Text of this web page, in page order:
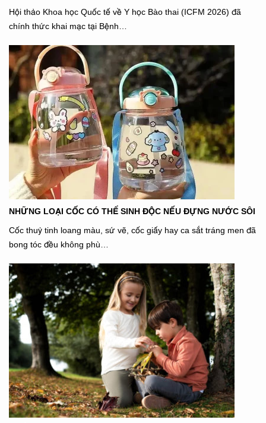
Hội thảo Khoa học Quốc tế về Y học Bào thai (ICFM 2026) đã
chính thức khai mạc tại Bệnh…
NHỮNG LOẠI CỐC CÓ THỂ SINH ĐỘC NẾU ĐỰNG NƯỚC SÔI
Cốc thuỷ tinh loang màu, sứ vẽ, cốc giấy hay ca sắt tráng men đã
bong tóc đều không phù…